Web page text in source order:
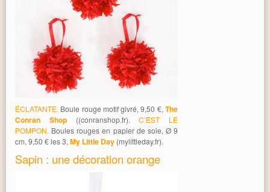
ÉCLATANTE. Boule rouge motif givré, 9,50 €, The
Conran Shop((conranshop.fr).C’EST LE
POMPON. Boules rouges en papier de soie, Ø 9
cm, 9,50 € les 3, My Little Day (mylittleday.fr).
Sapin : une décoration orange